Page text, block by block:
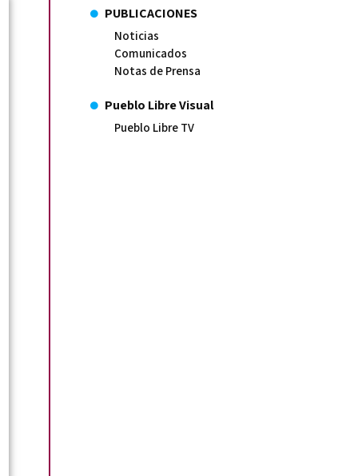
PUBLICACIONES
Noticias
Comunicados
Notas de Prensa
Pueblo Libre Visual
Pueblo Libre TV